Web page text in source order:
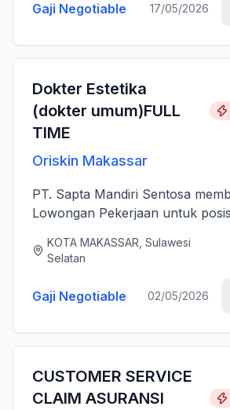
Gaji Negotiable 17/05/2026
Dokter Estetika
(dokter umum)FULL
TIME
Oriskin Makassar
PT. Sapta Mandiri Sentosa
Lowongan Pekerjaan untuk
jawab memberikan layanan
KOTA MAKASSAR, Sulawesi
Selatan
Gaji Negotiable 02/05/2026
CUSTOMER SERVICE
CLAIM ASURANSI